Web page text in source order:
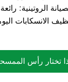
الروتينية:
الانسكابات
تختار رأس